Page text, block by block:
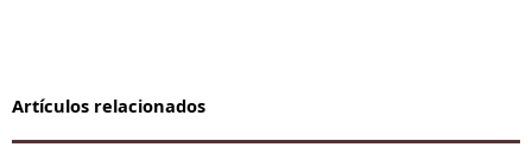
Artículos relacionados